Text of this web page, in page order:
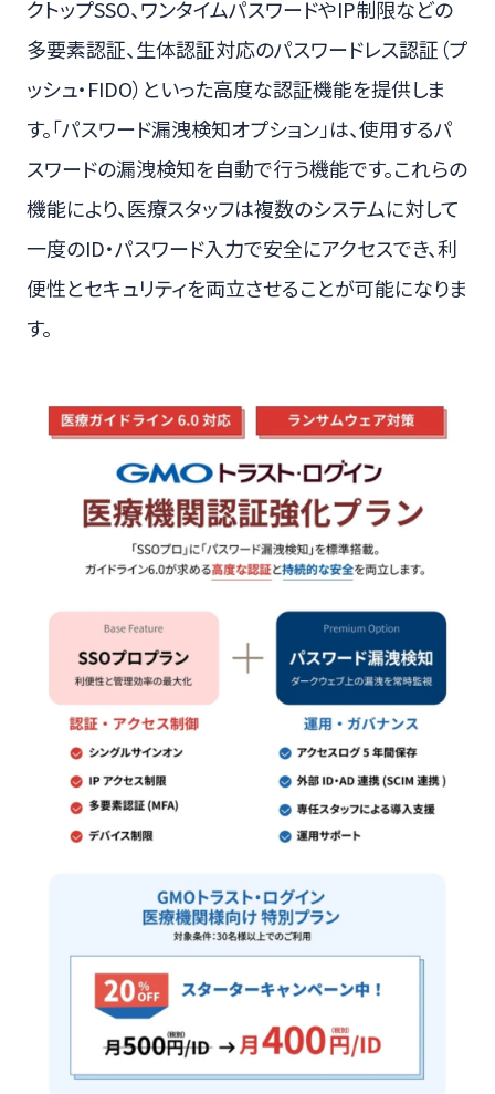
クトップSSO、ワンタイムパスワードやIP制限などの
多要素認証、生体認証対応のパスワードレス認証（プ
ッシュ・FIDO）といった高度な認証機能を提供しま
す。「パスワード漏洩検知オプション」は、使用するパ
スワードの漏洩検知を自動で行う機能です。これらの
機能により、医療スタッフは複数のシステムに対して
一度のID・パスワード入力で安全にアクセスでき、利
便性とセキュリティを両立させることが可能になりま
す。